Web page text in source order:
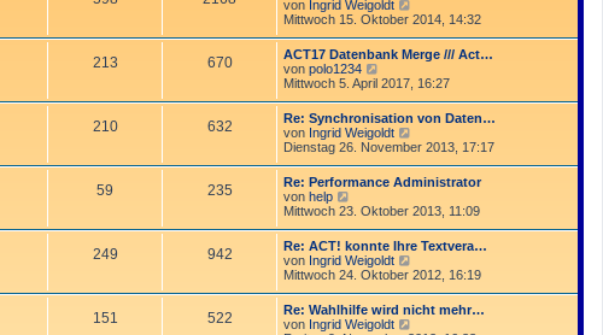
g
i
t
r
a
g
e
r
B
i
t
r
a
g
von Ingrid Weigoldt
e
e
s
e
r
B
i
t
r
a
g
Mittwoch 15. Oktober 2014, 14:32
213 670
ACT17 Datenbank Merge /// Act…
von polo1234
e
s
t
e
r
B
i
t
r
a
g
Mittwoch 5. April 2017, 16:27
210 632
Re: Synchronisation von Daten…
von Ingrid Weigoldt
e
s
t
e
r
B
i
t
r
a
Dienstag 26. November 2013, 17:17
59 235
Re: Performance Administrator
von help
e
s
t
e
r
B
e
Mittwoch 23. Oktober 2013, 11:09
249 942
Re: ACT! konnte Ihre Textvera…
von Ingrid Weigoldt
e
e
s
t
Mittwoch 24. Oktober 2012, 16:19
151 522
Re: Wahlhilfe wird nicht mehr…
von Ingrid Weigoldt